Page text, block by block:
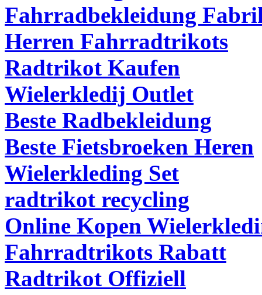
Fahrradbekleidung
Herren Fahrradtrikots
Radtrikot Kaufen
Wielerkledij Outlet
Beste Radbekleidung
Beste Fietsbroeken Heren
Wielerkleding Set
radtrikot recycling
Online Kopen
Fahrradtrikots Rabatt
Radtrikot Offiziell